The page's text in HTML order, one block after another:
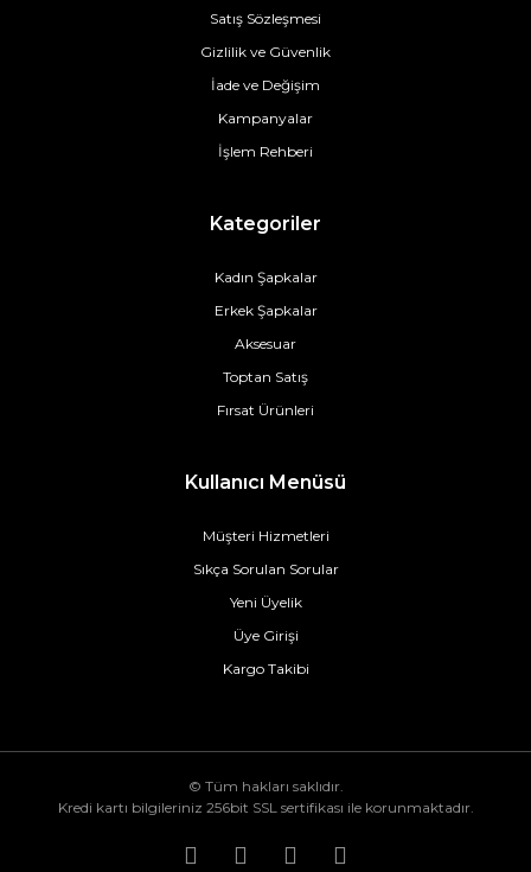
Satış Sözleşmesi
Gizlilik ve Güvenlik
İade ve Değişim
Kampanyalar
İşlem Rehberi
Kategoriler
Kadın Şapkalar
Erkek Şapkalar
Aksesuar
Toptan Satış
Fırsat Ürünleri
Kullanıcı Menüsü
Müşteri Hizmetleri
Sıkça Sorulan Sorular
Yeni Üyelik
Üye Girişi
Kargo Takibi
© Tüm hakları saklıdır.
Kredi kartı bilgileriniz 256bit SSL sertifikası ile korunmaktadır.